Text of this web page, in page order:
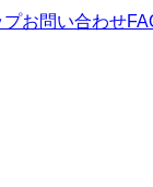
プお問い合わせ